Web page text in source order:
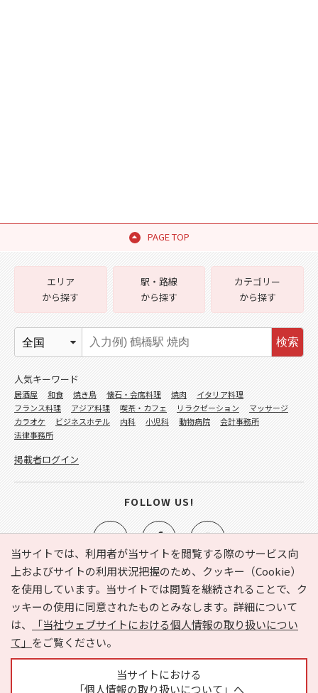
PAGE TOP
当サイトでは、利用者が当サイトを閲覧する際のサービス向
上およびサイトの利用状況把握のため、クッキー（Cookie）
を使用しています。当サイトでは閲覧を継続されることで、ク
ッキーの使用に同意されたものとみなします。詳細について
は、
「当社ウェブサイトにおける個人情報の取り扱いについ
て」 をご覧ください。
当サイトにおける
「個人情報の取り扱いについて」へ
e-NAVITA（イーナビタ）とは？ お気に入り
ヘルプ
利用規約
個人情報の取り扱いについて
運営会社
サイトマップ
広告掲載に関するお問い合わせ
エリア
から探す
駅・路線
から探す
カテゴリー
から探す
検索
人気キーワード
居酒屋 和食 焼き鳥 懐石・会席料理 焼肉
イタリア料理
フランス料理
アジア料理 喫茶・カフェ リラクゼーション
マッサージ
カラオケ
ビジネスホテル 内科 小児科 動物病院
会計事務所
法律事務所
掲載者ログイン
FOLLOW US!